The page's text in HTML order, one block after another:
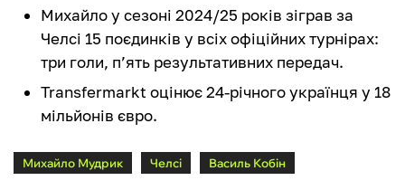
Михайло у сезоні 2024/25 років зіграв за
Челсі 15 поєдинків у всіх офіційних турнірах:
три голи, п’ять результативних передач.
Transfermarkt оцінює 24-річного українця у 18
мільйонів євро.
Михайло Мудрик Челсі Василь Кобін